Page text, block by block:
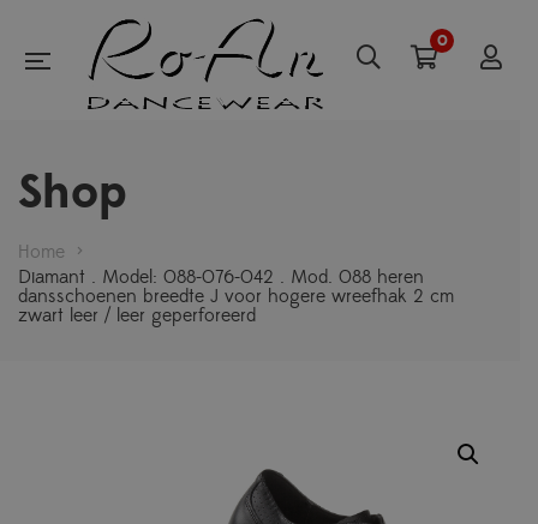
0
Shop
Home >
Diamant . Model: 088-076-042 . Mod. 088 heren
dansschoenen breedte J voor hogere wreefhak 2 cm
zwart leer / leer geperforeerd